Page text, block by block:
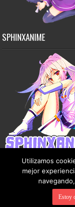
SPHINXANIME
Copyright © 2015-2026
servidores, solo
Utilizamos
mejor
Estoy